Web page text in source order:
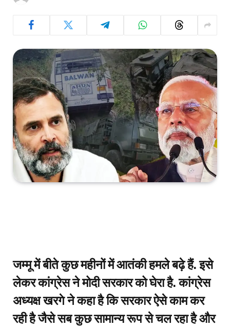
जम्मू में बीते कुछ महीनों में आतंकी हमले बढ़े हैं. इसे
लेकर कांग्रेस ने मोदी सरकार को घेरा है. कांग्रेस
अध्यक्ष खरगे ने कहा है कि सरकार ऐसे काम कर
रही है जैसे सब कुछ सामान्य रूप से चल रहा है और